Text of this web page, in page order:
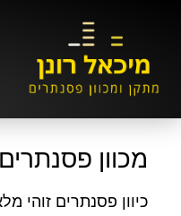
מכוון
כיוון פסנתרים זוהי